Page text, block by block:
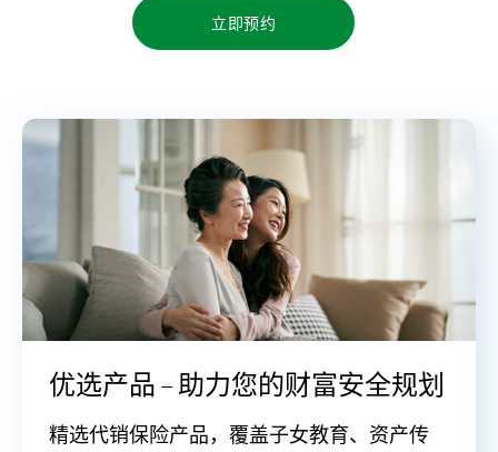
立即预约
优选产品 – 助力您的财富安全规划
精选代销保险产品，覆盖子女教育、资产传